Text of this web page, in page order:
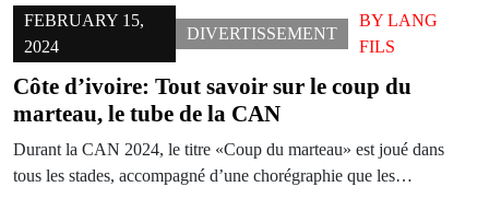
FEBRUARY 15,
2024
DIVERTISSEMENT
BYLANG
FILS
Côte d’ivoire: Tout savoir sur le coup du
marteau, le tube de la CAN
Durant la CAN 2024, le titre «Coup du marteau» est joué dans
tous les stades, accompagné d’une chorégraphie que les…